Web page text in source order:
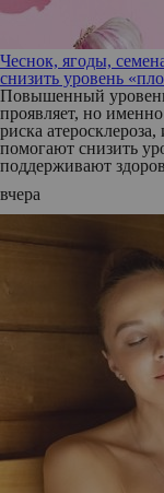
Чеснок, ягоды,
снизить уровень
Повышенный уровень
проявляет, но
риска
помогают снизить
поддерживают
вчера